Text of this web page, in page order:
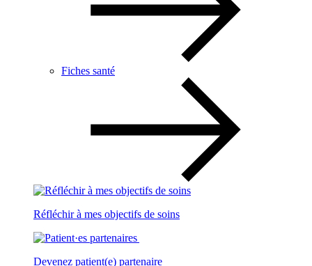
Fiches santé
Réfléchir à mes objectifs de soins
Devenez patient(e) partenaire